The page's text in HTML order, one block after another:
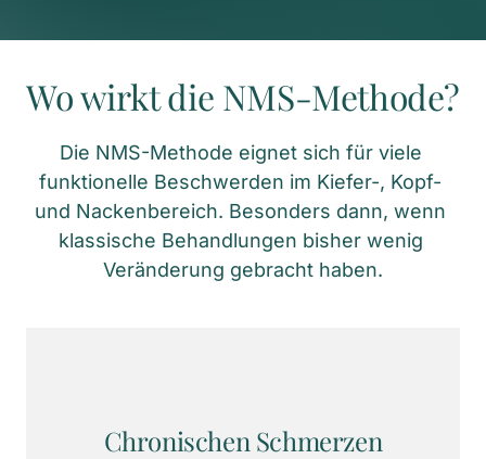
Wo wirkt die NMS-Methode?
Die NMS-Methode eignet sich für viele
funktionelle Beschwerden im Kiefer-, Kopf-
und Nackenbereich. Besonders dann, wenn
klassische Behandlungen bisher wenig
Veränderung gebracht haben.
Chronischen Schmerzen